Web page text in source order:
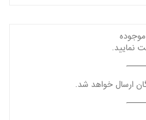
نمایید.
ارسال خواهد شد.